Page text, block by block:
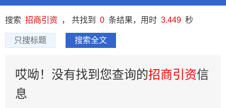
搜索 招商引资 ， 共找到 0 条结果，用时 3.449 秒
只搜标题 搜索全文
哎呦！没有找到您查询的招商引资信
息